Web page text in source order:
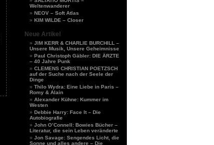
Weltenwanderer
NEOV – Soft Atlas
KIM WILDE – Closer
Neue Artikel
JIM KERR & CHARLIE BURCHILL –
Unsere Musik, Unsere Geheimnisse
Paul Christoph Gäbler: DIE ÄRZTE
– 40 Jahre Punk
CLEMENS CHRISTIAN POETZSCH
auf der Suche nach der Seele der
Dinge
Thilo Wydra: Eine Liebe in Paris –
Romy & Alain
Alexander Kühne: Kummer im
Westen
Debbie Harry: Face It – Die
Autobiografie
John O’Connell: Bowies Bücher –
Literatur, die sein Leben veränderte
Jon Savage: Sengendes Licht, die
Sonne und alles andere – Die